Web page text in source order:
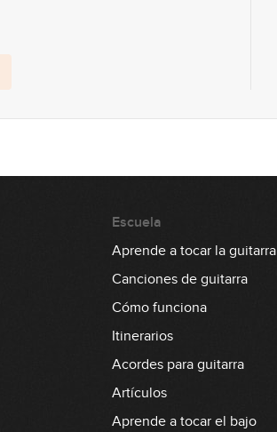
Escuela
Aprende a tocar la guitarra
Canciones de guitarra
Cómo funciona
Itinerarios
Acordes para guitarra
Artículos
Aprende a tocar el bajo